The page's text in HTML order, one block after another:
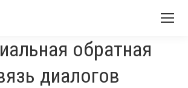
обратная
диалогов